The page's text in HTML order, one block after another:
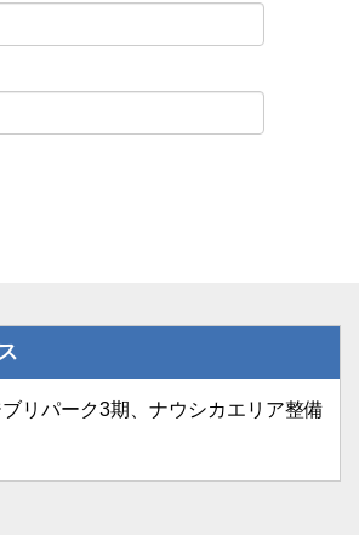
リパーク3期、ナウシカエリア整備